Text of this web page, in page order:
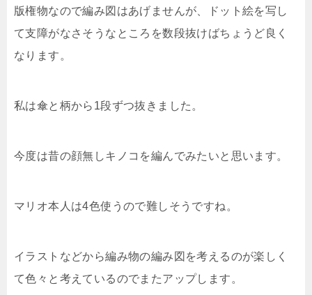
版権物なので編み図はあげませんが、ドット絵を写し
て支障がなさそうなところを数段抜けばちょうど良く
なります。
私は傘と柄から1段ずつ抜きました。
今度は昔の顔無しキノコを編んでみたいと思います。
マリオ本人は4色使うので難しそうですね。
イラストなどから編み物の編み図を考えるのが楽しく
て色々と考えているのでまたアップします。